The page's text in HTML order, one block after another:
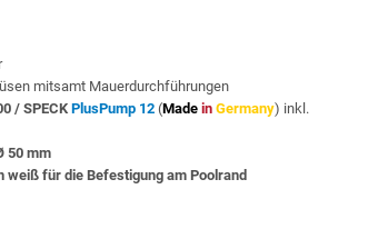
mitsamt Mauerdurchführungen
/ SPECK PlusPump 12 (Made in Germany) inkl.
50 mm
für die Befestigung am Poolrand